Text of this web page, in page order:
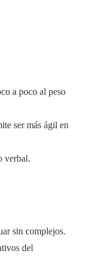
a poco al peso
ser más ágil en
verbal.
sin complejos.
del